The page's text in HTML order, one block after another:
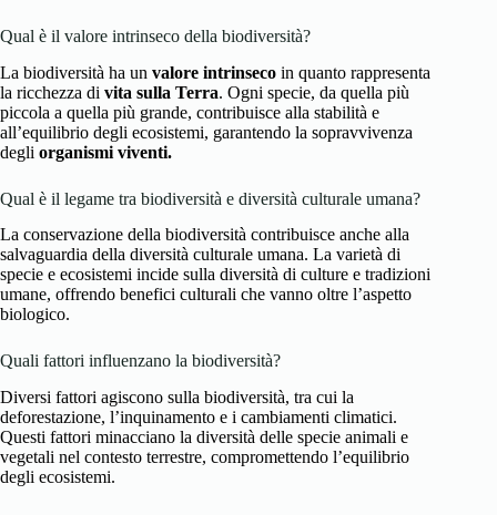
Qual è il valore intrinseco della biodiversità?
La biodiversità ha un valore intrinseco in quanto rappresenta
la ricchezza di vita sulla Terra. Ogni specie, da quella più
piccola a quella più grande, contribuisce alla stabilità e
all’equilibrio degli ecosistemi, garantendo la sopravvivenza
degli organismi viventi.
Qual è il legame tra biodiversità e diversità culturale umana?
La conservazione della biodiversità contribuisce anche alla
salvaguardia della diversità culturale umana. La varietà di
specie e ecosistemi incide sulla diversità di culture e tradizioni
umane, offrendo benefici culturali che vanno oltre l’aspetto
biologico.
Quali fattori influenzano la biodiversità?
Diversi fattori agiscono sulla biodiversità, tra cui la
deforestazione, l’inquinamento e i cambiamenti climatici.
Questi fattori minacciano la diversità delle specie animali e
vegetali nel contesto terrestre, compromettendo l’equilibrio
degli ecosistemi.